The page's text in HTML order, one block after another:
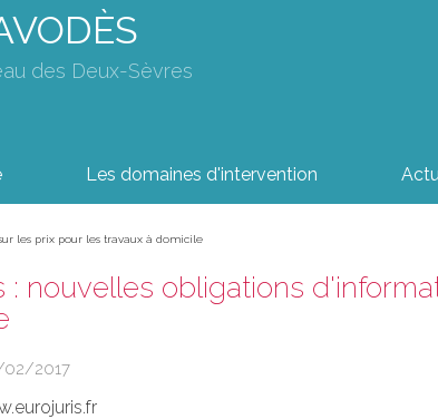
des Deux-Sèvres
Les domaines d'intervention
les prix pour les travaux à domicile
: nouvelles obligations
02/2017